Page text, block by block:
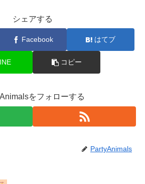
シェアする
Facebook はてブ
コピー
をフォローする
PartyAnimals